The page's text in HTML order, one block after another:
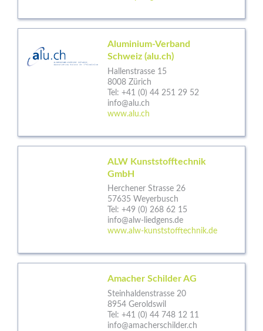
Aluminium-Verband
Schweiz (alu.ch)
Hallenstrasse 15
8008 Zürich
Tel: +41 (0) 44 251 29 52
info@alu.ch
www.alu.ch
ALW Kunststofftechnik
GmbH
Herchener Strasse 26
57635 Weyerbusch
Tel: +49 (0) 268 62 15
info@alw-liedgens.de
www.alw-kunststofftechnik.de
Amacher Schilder AG
Steinhaldenstrasse 20
8954 Geroldswil
Tel: +41 (0) 44 748 12 11
info@amacherschilder.ch